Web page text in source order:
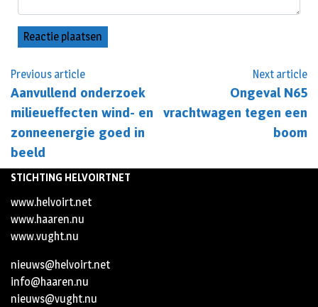
Previous article
Aanvullend onderzoek
milieueffecten wind- en
zonneenergie goed in
beeld
Next article
Ongeval N65
vrachtwagen tegen een
boom
STICHTING HELVOIRTNET
www.helvoirt.net
www.haaren.nu
www.vught.nu
nieuws@helvoirt.net
info@haaren.nu
nieuws@vught.nu